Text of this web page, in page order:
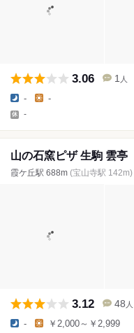
3.06 1 人
- -
-
山の石窯ピザ 生駒 雲亭
霞ケ丘駅 688m (宝山寺駅 142m)
3.12 48 人
- ￥2,000～￥2,999